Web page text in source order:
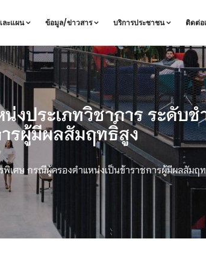
ละแผน ข้อมูล/ข่าวสาร บริการประชาชน ติดต่อ
งประเภทวิชาการ ระดับ
รผู้มีผลสัมฤทธิ์สูง
เศษ กรณีผู้ครองตำแหน่งเป็นข้าราชการผู้มีผลสัมฤ